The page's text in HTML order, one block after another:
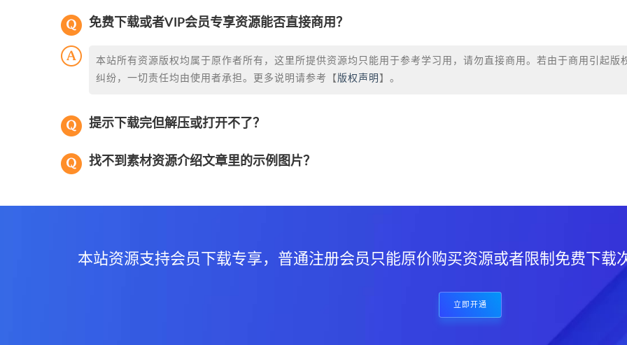
免费下载或者VIP会员专享资源能否直接商用？
本站所有资源版权均属于原作者所有，这里所提供资源均只能用于参考学习用，请勿直接商用。若由于商用引起版
纠纷，一切责任均由使用者承担。更多说明请参考【 版权声明 】。
提示下载完但解压或打开不了？
找不到素材资源介绍文章里的示例图片？
本站资源支持会员下载专享，普通注册会员只能原价购买资源或者限制免费下载
立即开通